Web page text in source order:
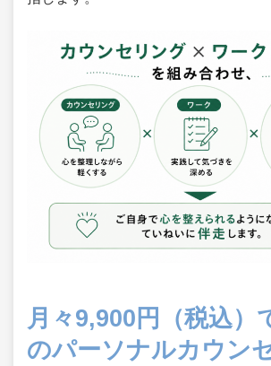
月々9,900円（税込）
のパーソナルカウン